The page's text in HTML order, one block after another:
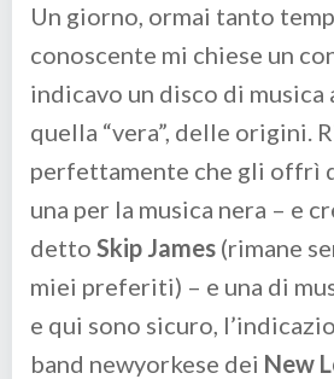
Un giorno, ormai tanto
conoscente mi chiese un
indicavo un disco di musica
quella “vera”, delle origini.
perfettamente che gli offrì
una per la musica nera – e
detto Skip James (rimane
miei preferiti) – e una di
e qui sono sicuro,
band newyorkese dei New